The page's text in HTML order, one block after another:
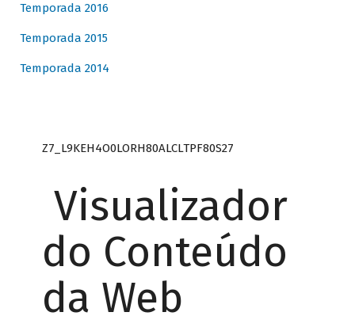
Temporada 2016
Temporada 2015
Temporada 2014
Z7_L9KEH4O0LORH80ALCLTPF80S27
Visualizador
do Conteúdo
da Web